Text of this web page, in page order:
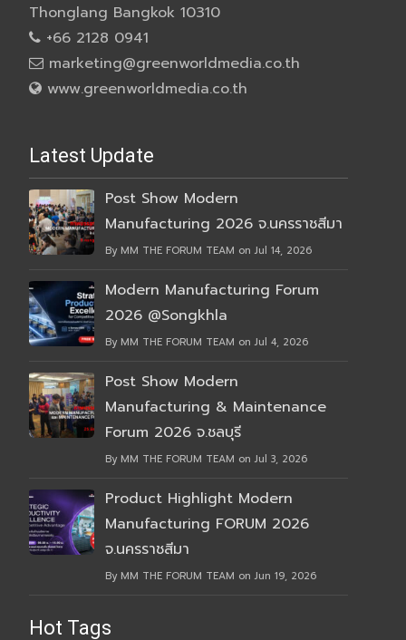
Thonglang Bangkok 10310
+66 2128 0941
marketing@greenworldmedia.co.th
www.greenworldmedia.co.th
Latest Update
Post Show Modern
Manufacturing 2026 จ.นครราชสีมา
By MM THE FORUM TEAM on Jul 14, 2026
Modern Manufacturing Forum
2026 @Songkhla
By MM THE FORUM TEAM on Jul 4, 2026
Post Show Modern
Manufacturing & Maintenance
Forum 2026 จ.ชลบุรี
By MM THE FORUM TEAM on Jul 3, 2026
Product Highlight Modern
Manufacturing FORUM 2026
จ.นครราชสีมา
By MM THE FORUM TEAM on Jun 19, 2026
Hot Tags